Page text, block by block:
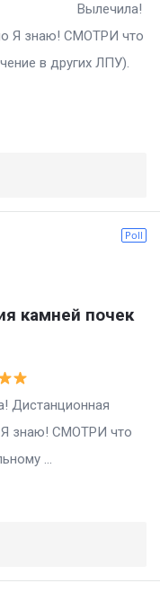
Я знаю! СМОТРИ что
в других ЛПУ).
Poll
камней почек
Я знаю! СМОТРИ что
...